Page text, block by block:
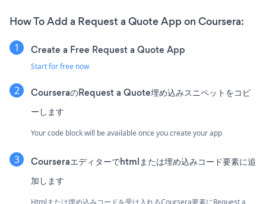
How To Add a Request a Quote App on Coursera:
Create a Free Request a Quote App
Start for free now
CourseraのRequest a Quote埋め込みスニペットをコピ
ーします
Your code block will be available once you create your app
Courseraエディターでhtmlまたは埋め込みコード要素に追
加します
Htmlまたは埋め込みコードを受け入れるCoursera要素にRequest a